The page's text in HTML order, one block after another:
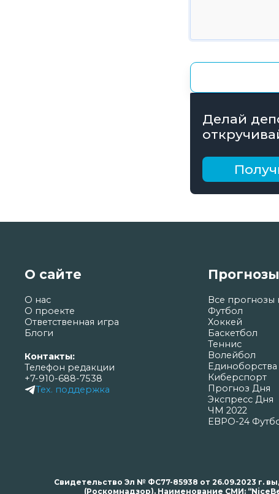
Делай
рублей
О сайте
О нас
О проекте
Ответственная игра
Блоги
Контакты:
Телефон редакции
+7-910-688-7538
Тех. поддержка
Прогнозы
Все прогнозы
Футбол
Хоккей
Баскетбол
Теннис
Волейбол
Единоборства
Киберспорт
Прогноз Дня
Экспресс Дня
ЧМ 2022
ЕВРО-24
Свидетельство Эл № ФС77-85938 от 26.09.2023 г.
(Роскомнадзор). Наименование СМИ: